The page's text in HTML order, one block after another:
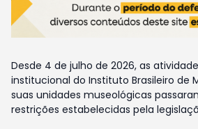
Desde 4 de julho de 2026, as
institucional do Instituto Brasileiro de
suas unidades museológicas
restrições estabelecidas pela